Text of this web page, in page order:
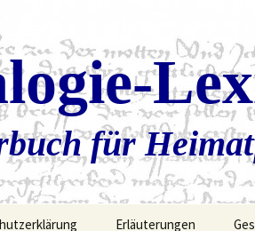
für
Erläuterungen